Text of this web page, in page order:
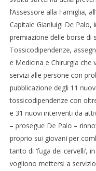
Borse di studio ai
l’Assessore alla Famiglia,
Capitale Gianluigi De
premiazione delle borse di
Tossicodipendenze,
e Medicina e Chirurgia che
servizi alle persone con
pubblicazione degli 11
tossicodipendenze con
e 31 nuovi interventi da
– prosegue De Palo –
proprio sui giovani per
tanto di ‘fuga dei cervelli’,
vogliono mettersi a